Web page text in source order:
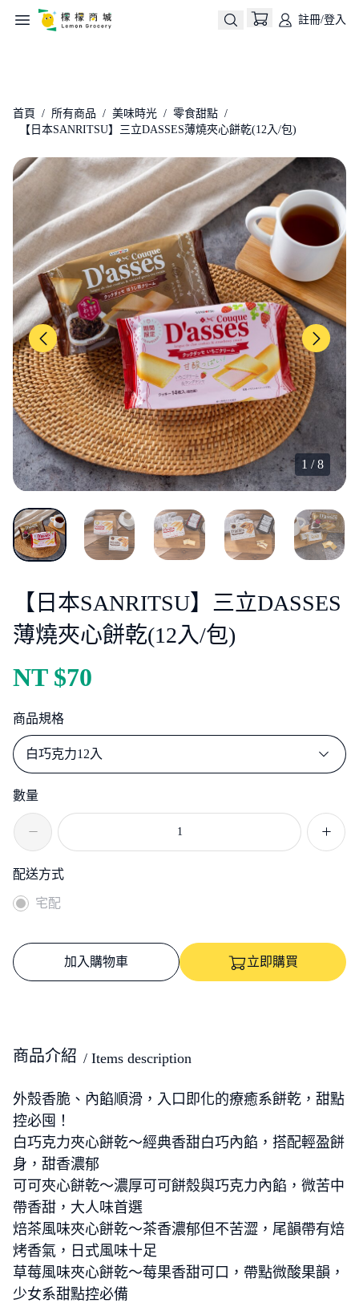
註冊/登入
生活用品 永續公益ESG 美味時光
首頁 / 所有商品 / 美味時光 / 零食甜點 /
【日本SANRITSU】三立DASSES薄燒夾心餅乾(12入/包)
1 /8
商品介紹 / Items description
外殼香脆、內餡順滑，入口即化的療癒系餅乾，甜點
控必囤！
白巧克力夾心餅乾～經典香甜白巧內餡，搭配輕盈餅
身，甜香濃郁
可可夾心餅乾～濃厚可可餅殼與巧克力內餡，微苦中
帶香甜，大人味首選
焙茶風味夾心餅乾～茶香濃郁但不苦澀，尾韻帶有焙
烤香氣，日式風味十足
草莓風味夾心餅乾～莓果香甜可口，帶點微酸果韻，
少女系甜點控必備
【日本SANRITSU】三立DASSES
薄燒夾心餅乾(12入/包)
NT $70
商品規格
白巧克力12入
數量
配送方式
宅配
加入購物車 立即購買